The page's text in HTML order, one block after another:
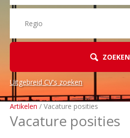
ZOEKEN
Uitgebreid CV's zoeken
Artikelen / Vacature posities
Vacature posities